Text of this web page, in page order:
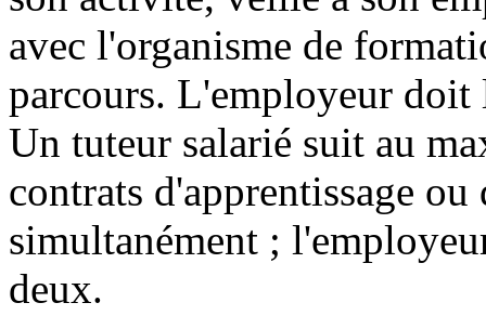
avec l'organisme de
parcours. L'employeur doit
Un tuteur salarié suit au
contrats d'apprentissage
simultanément ;
deux.